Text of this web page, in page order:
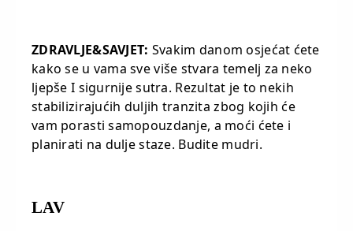
ZDRAVLJE&SAVJET: Svakim danom osjećat ćete
kako se u vama sve više stvara temelj za neko
ljepše I sigurnije sutra. Rezultat je to nekih
stabilizirajućih duljih tranzita zbog kojih će
vam porasti samopouzdanje, a moći ćete i
planirati na dulje staze. Budite mudri.
LAV